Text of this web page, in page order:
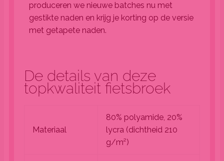
produceren we nieuwe batches nu met
gestikte naden en krijg je korting op de versie
met getapete naden.
De details van deze
topkwaliteit fietsbroek
Materiaal
80% polyamide, 20%
lycra (dichtheid 210
g/m²)